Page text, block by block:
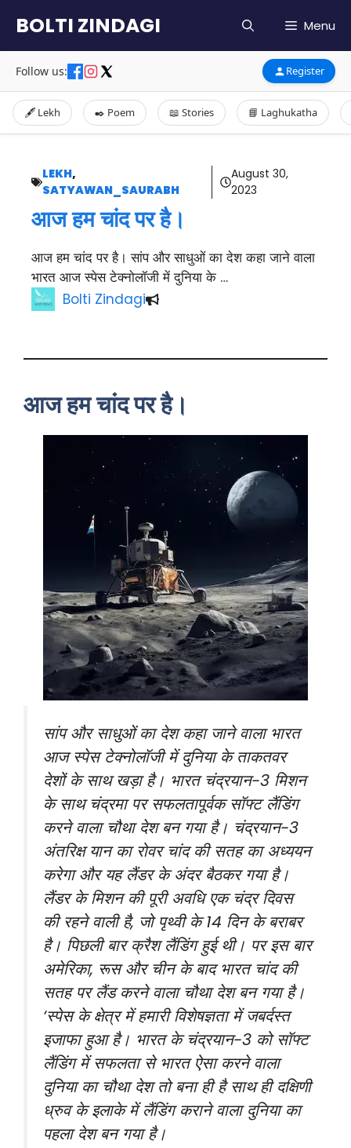
content
BOLTI ZINDAGI Menu
Follow us: Register
🖋️ Lekh ✒️ Poem 📖 Stories 📘 Laghukatha
LEKH,
SATYAWAN_SAURABH
August 30,
2023
आज हम चांद पर है।
आज हम चांद पर है। सांप और साधुओं का देश कहा जाने वाला
भारत आज स्पेस टेक्नोलॉजी में दुनिया के …
Bolti Zindagi
आज हम चांद पर है।
सांप और साधुओं का देश कहा जाने वाला भारत
आज स्पेस टेक्नोलॉजी में दुनिया के ताकतवर
देशों के साथ खड़ा है। भारत चंद्रयान-3 मिशन
के साथ चंद्रमा पर सफलतापूर्वक सॉफ्ट लैंडिंग
करने वाला चौथा देश बन गया है। चंद्रयान-3
अंतरिक्ष यान का रोवर चांद की सतह का अध्ययन
करेगा और यह लैंडर के अंदर बैठकर गया है।
लैंडर के मिशन की पूरी अवधि एक चंद्र दिवस
की रहने वाली है, जो पृथ्वी के 14 दिन के बराबर
है। पिछली बार क्रैश लैंडिंग हुई थी। पर इस बार
अमेरिका, रूस और चीन के बाद भारत चांद की
सतह पर लैंड करने वाला चौथा देश बन गया है।
‘स्पेस के क्षेत्र में हमारी विशेषज्ञता में जबर्दस्त
इजाफा हुआ है। भारत के चंद्रयान-3 को सॉफ्ट
लैंडिंग में सफलता से भारत ऐसा करने वाला
दुनिया का चौथा देश तो बना ही है साथ ही दक्षिणी
ध्रुव के इलाके में लैंडिंग कराने वाला दुनिया का
पहला देश बन गया है।